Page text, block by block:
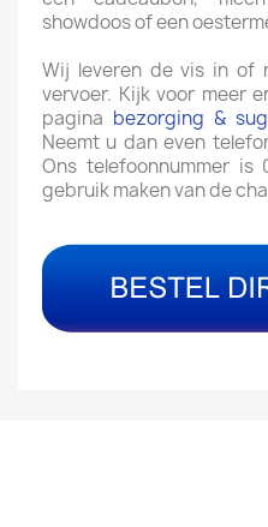
showdoos of een
Wij leveren de vis in of
vervoer. Kijk voor meer
pagina bezorging &
Neemt u dan even
Ons telefoonnummer is
gebruik maken van de